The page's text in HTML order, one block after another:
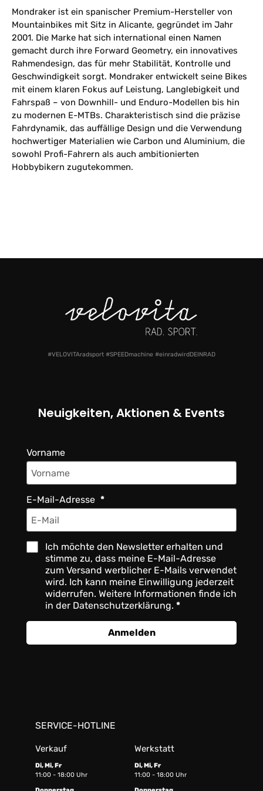
Mondraker ist ein spanischer Premium-Hersteller von
Mountainbikes mit Sitz in Alicante, gegründet im Jahr
2001. Die Marke hat sich international einen Namen
gemacht durch ihre Forward Geometry, ein innovatives
Rahmendesign, das für mehr Stabilität, Kontrolle und
Geschwindigkeit sorgt. Mondraker entwickelt seine Bikes
mit einem klaren Fokus auf Leistung, Langlebigkeit und
Fahrspaß – von Downhill- und Enduro-Modellen bis hin
zu modernen E-MTBs. Charakteristisch sind die präzise
Fahrdynamik, das auffällige Design und die Verwendung
hochwertiger Materialien wie Carbon und Aluminium, die
sowohl Profi-Fahrern als auch ambitionierten
Hobbybikern zugutekommen.
#VELOVITAradsport #SPEEDmachine #einradwirdDEINRAD
Neuigkeiten, Aktionen & Events
Vorname
E-Mail-Adresse
Ich möchte den Newsletter erhalten und
stimme zu, dass meine E-Mail-Adresse
zum Versand werblicher E-Mails verwendet
wird. Ich kann meine Einwilligung jederzeit
widerrufen. Weitere Informationen finde ich
in der Datenschutzerklärung.
Anmelden
SERVICE-HOTLINE
Verkauf Werkstatt
Di, Mi, Fr
11:00 - 18:00 Uhr
Di, Mi, Fr
11:00 - 18:00 Uhr